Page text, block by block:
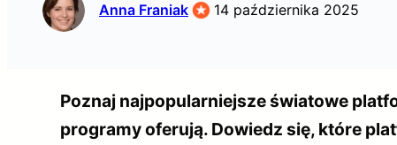
Anna Franiak 14 października 2025
Poznaj najpopularniejsze światowe
programy oferują. Dowiedz się, które